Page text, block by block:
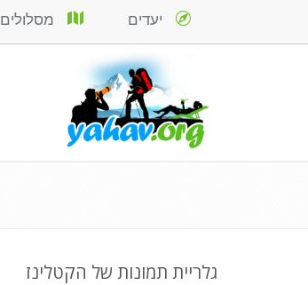
יעדים מסלולים
גלריית תמונות של הקטלינז